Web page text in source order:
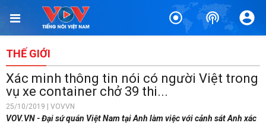
THẾ GIỚI
Xác minh thông tin nói có người Việt trong
vụ xe container chở 39 thi...
25/10/2019 | VOVVN
VOV.VN - Đại sứ quán Việt Nam tại Anh làm việc với cảnh sát Anh xác